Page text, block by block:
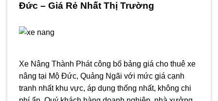
Đức – Giá Rẻ Nhất Thị Trường
Xe Nâng Thành Phát công bố bảng giá cho thuê xe
nâng tại Mộ Đức, Quảng Ngãi với mức giá cạnh
tranh nhất khu vực, áp dụng thống nhất, không chi